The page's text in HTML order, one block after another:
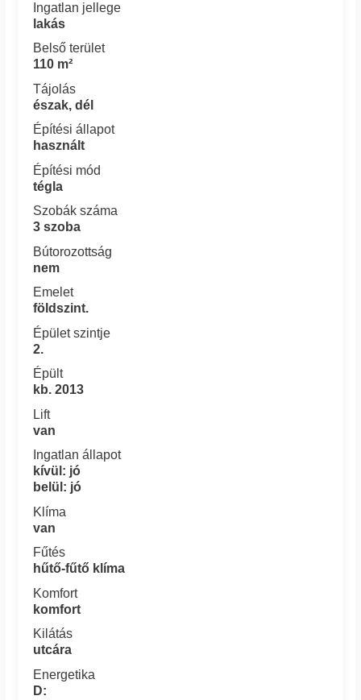
Ingatlan jellege
lakás
Belső terület
110 m²
Tájolás
észak, dél
Építési állapot
használt
Építési mód
tégla
Szobák száma
3 szoba
Bútorozottság
nem
Emelet
földszint.
Épület szintje
2.
Épült
kb. 2013
Lift
van
Ingatlan állapot
kívül: jó
belül: jó
Klíma
van
Fűtés
hűtő-fűtő klíma
Komfort
komfort
Kilátás
utcára
Energetika
D: